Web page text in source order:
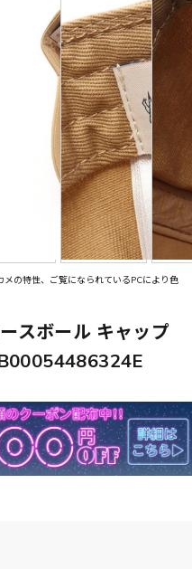
の特性、ご覧になられているPCにより色
スボール キャップ